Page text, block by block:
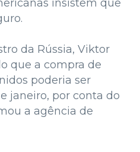
insistem que
da Rússia, Viktor
que a compra de
poderia ser
janeiro, por conta do
a agência de